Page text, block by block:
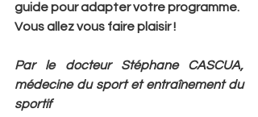
guide pour adapter votre programme.
Vous allez vous faire plaisir !
Par le docteur Stéphane CASCUA,
médecine du sport et entraînement du
sportif